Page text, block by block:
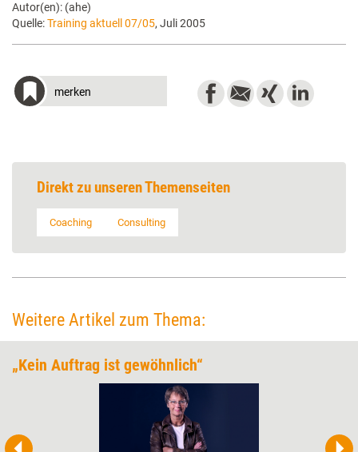
Autor(en): (ahe)
Quelle:Training aktuell 07/05, Juli 2005
merken
Direkt zu unseren Themenseiten
Coaching Consulting
Weitere Artikel zum Thema:
„Kein Auftrag ist gewöhnlich“